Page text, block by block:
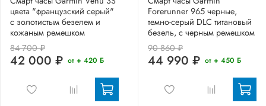
цвета "французский серый"
с золотистым безелем и
кожаным ремешком
84 700 ₽
42 000 ₽ от + 420 Б
Forerunner 965 черные,
темно-серый DLC титановый
безель, с черным ремешком
90 860 ₽
44 990 ₽ от + 450 Б